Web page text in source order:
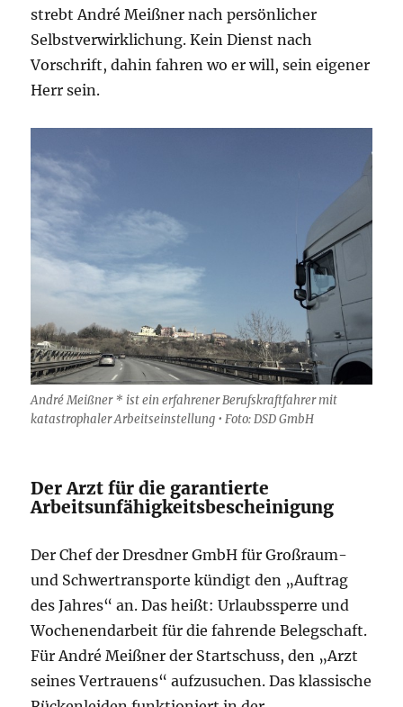
strebt André Meißner nach persönlicher
Selbstverwirklichung. Kein Dienst nach
Vorschrift, dahin fahren wo er will, sein eigener
Herr sein.
André Meißner * ist ein erfahrener Berufskraftfahrer mit
katastrophaler Arbeitseinstellung • Foto: DSD GmbH
Der Arzt für die garantierte
Arbeitsunfähigkeitsbescheinigung
Der Chef der Dresdner GmbH für Großraum-
und Schwertransporte kündigt den „Auftrag
des Jahres“ an. Das heißt: Urlaubssperre und
Wochenendarbeit für die fahrende Belegschaft.
Für André Meißner der Startschuss, den „Arzt
seines Vertrauens“ aufzusuchen. Das klassische